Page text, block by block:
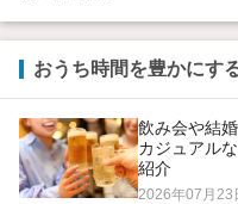
おうち時間を豊かにす
飲み会や結
カジュアル
紹介
2026年07月23